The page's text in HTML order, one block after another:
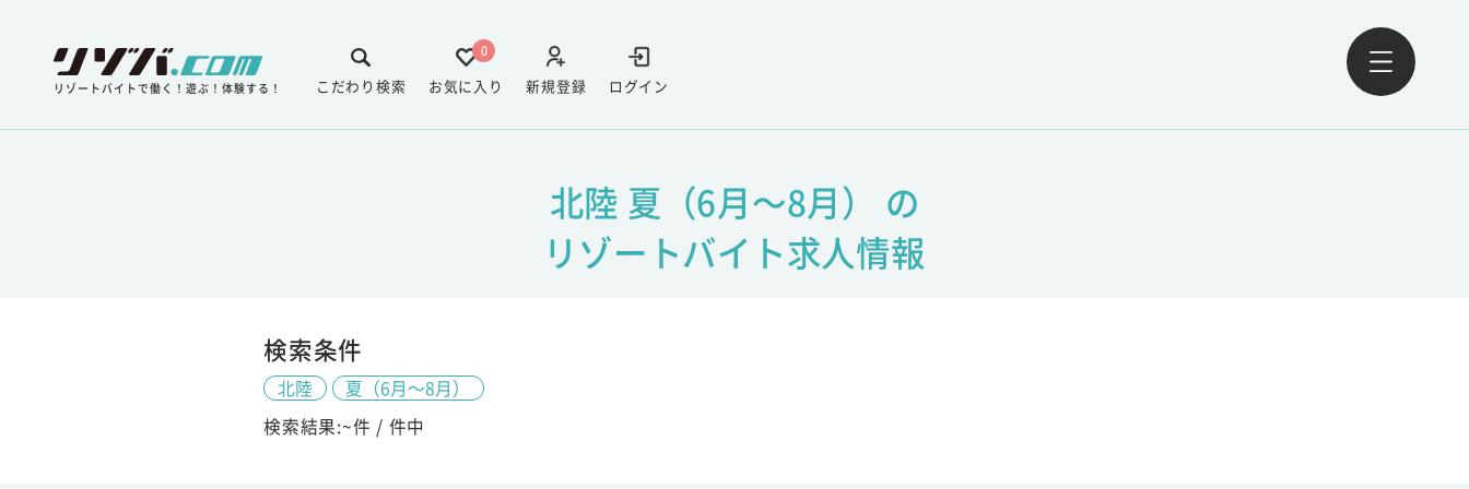
リゾートバイトで働く！遊ぶ！体験する！ ログイン
新規登録
0
お気に入り
こだわり検索
北陸 夏（6月～8月） の
リゾートバイト求人情報
検索条件
北陸
夏（6月～8月）
検索結果:~件 / 件中